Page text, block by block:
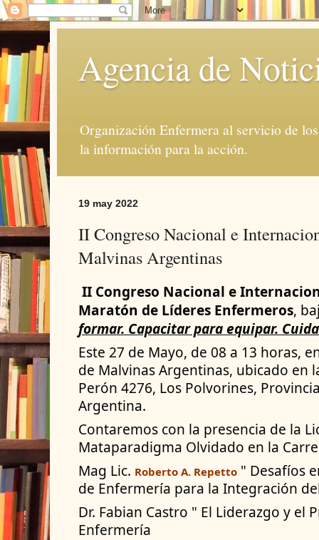
Agencia de
Organización Enfermera al servicio de
la información para la acción.
19 may 2022
II Congreso Nacional e
Malvinas Argentinas
II Congreso Nacional e
Maratón de Líderes Enfermeros,
formar. Capacitar para equipar.
Este 27 de Mayo, de 08 a 13 horas,
de Malvinas Argentinas, ubicado en
Perón 4276, Los Polvorines,
Argentina.
Contaremos con la presencia de la
Mataparadigma Olvidado en la
Mag Lic. Roberto A. Repetto " Desafíos
de Enfermería para la Integración
Dr. Fabian Castro " El Liderazgo y el
Enfermería